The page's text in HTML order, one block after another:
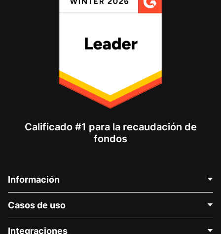
Calificado #1 para la recaudación de
fondos
Información
Acerca de nosotros
Casos de uso
Integraciones